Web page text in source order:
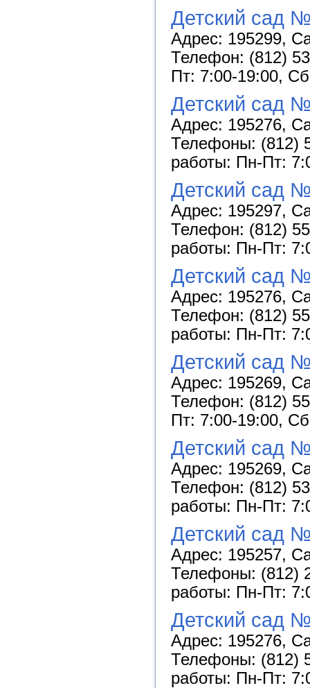
Детский сад
Адрес: 195299,
Телефон: (812)
Пт: 7:00-19:00,
Детский сад
Адрес: 195276,
Телефоны: (812)
работы: Пн-Пт:
Детский сад
Адрес: 195297,
Телефон: (812)
работы: Пн-Пт:
Детский сад
Адрес: 195276,
Телефон: (812)
работы: Пн-Пт:
Детский сад
Адрес: 195269,
Телефон: (812)
Пт: 7:00-19:00,
Детский сад
Адрес: 195269,
Телефон: (812)
работы: Пн-Пт:
Детский сад
Адрес: 195257,
Телефоны: (812)
работы: Пн-Пт:
Детский сад
Адрес: 195276,
Телефоны: (812)
работы: Пн-Пт: